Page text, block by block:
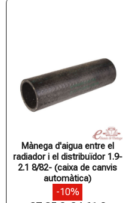
Mànega d'aigua entre el
radiador i el distribuïdor 1.9-
2.1 8/82- (caixa de canvis
automàtica)
-10%